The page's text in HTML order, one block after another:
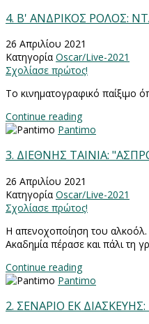
4. Β' ΑΝΔΡΙΚΟΣ ΡΟΛΟΣ:
26 Απριλίου 2021
Κατηγορία Oscar/Live-2021
Σχολίασε πρώτος!
Το κινηματογραφικό παίξιμο
Continue reading
Pantimo
3. ΔΙΕΘΝΗΣ ΤΑΙΝΙΑ:
26 Απριλίου 2021
Κατηγορία Oscar/Live-2021
Σχολίασε πρώτος!
Η απενοχοποίηση του
Ακαδημία πέρασε και πάλι τη
Continue reading
Pantimo
2. ΣΕΝΑΡΙΟ ΕΚ